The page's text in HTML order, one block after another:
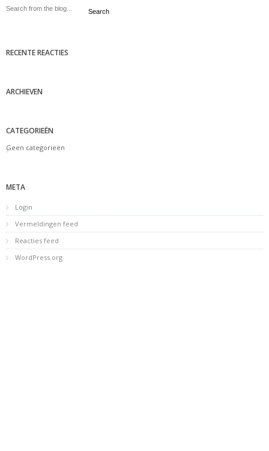
Search
RECENTE REACTIES
ARCHIEVEN
CATEGORIEËN
Geen categorieën
META
Login
Vermeldingen feed
Reacties feed
WordPress.org